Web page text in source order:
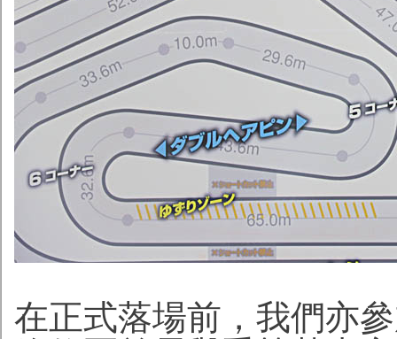
在正式落場前，我們亦